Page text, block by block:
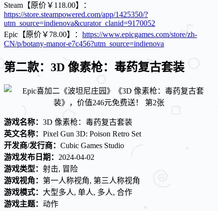
Steam【原价￥118.00】：
https://store.steampowered.com/app/1425350/?
utm_source=indienova&curator_clanid=9170052
Epic【原价￥78.00】： https://www.epicgames.com/store/zh-
CN/p/botany-manor-e7c456?utm_source=indienova
第二款：3D 像素枪：毒药复古套装
游戏名称： 3D 像素枪：毒药复古套装
英文名称： Pixel Gun 3D: Poison Retro Set
开发商/发行商： Cubic Games Studio
游戏发布日期： 2024-04-02
游戏类型： 射击, 冒险
游戏视角： 第一人称视角, 第三人称视角
游戏模式： 大型多人, 单人, 多人, 合作
游戏主题： 动作